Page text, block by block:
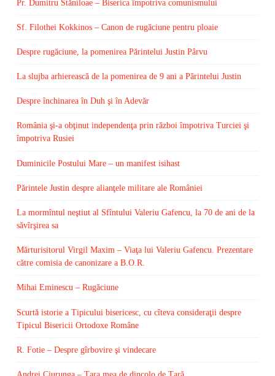
Pr. Dumitru Stăniloae – Biserica împotriva comunismului
Sf. Filothei Kokkinos – Canon de rugăciune pentru ploaie
Despre rugăciune, la pomenirea Părintelui Justin Pârvu
La slujba arhierească de la pomenirea de 9 ani a Părintelui Justin
Despre închinarea în Duh şi în Adevăr
România şi-a obţinut independenţa prin război împotriva Turciei şi
împotriva Rusiei
Duminicile Postului Mare – un manifest isihast
Părintele Justin despre alianţele militare ale României
La mormîntul neştiut al Sfîntului Valeriu Gafencu, la 70 de ani de la
săvîrşirea sa
Mărturisitorul Virgil Maxim – Viaţa lui Valeriu Gafencu. Prezentare
către comisia de canonizare a B.O.R.
Mihai Eminescu – Rugăciune
Scurtă istorie a Tipicului bisericesc, cu cîteva consideraţii despre
Tipicul Bisericii Ortodoxe Române
R. Fotie – Despre gîrbovire şi vindecare